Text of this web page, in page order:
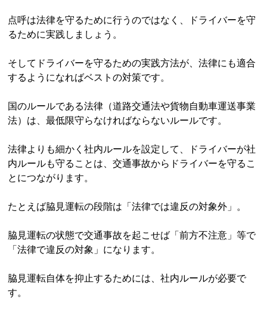
点呼は法律を守るために行うのではなく、ドライバーを守
るために実践しましょう。
そしてドライバーを守るための実践方法が、法律にも適合
するようになればベストの対策です。
国のルールである法律（道路交通法や貨物自動車運送事業
法）は、最低限守らなければならないルールです。
法律よりも細かく社内ルールを設定して、ドライバーが社
内ルールも守ることは、交通事故からドライバーを守るこ
とにつながります。
たとえば脇見運転の段階は「法律では違反の対象外」。
脇見運転の状態で交通事故を起こせば「前方不注意」等で
「法律で違反の対象」になります。
脇見運転自体を抑止するためには、社内ルールが必要で
す。